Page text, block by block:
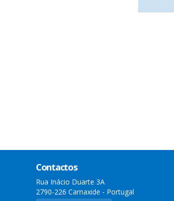
Contactos
Rua Inácio Duarte 3A
2790-226 Carnaxide - Portugal